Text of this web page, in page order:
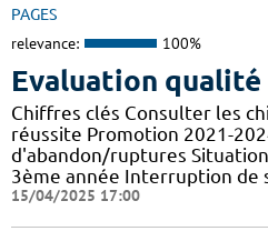
PAGES
relevance: 100%
Evaluation qualité
Chiffres clés Consulter les
réussite Promotion 2021-
d'abandon/ruptures
3ème année Interruption de
15/04/2025 17:00